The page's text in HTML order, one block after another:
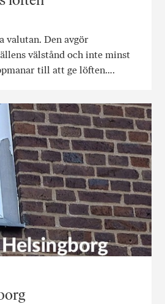
valutan. Den avgör
välstånd och inte minst
till att ge löften….